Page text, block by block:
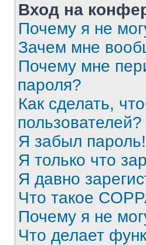
Вход на
Почему я не
Зачем мне
Почему мне
пароля?
Как сделать,
пользователей?
Я забыл пароль!
Я только что
Я давно
Что такое
Почему я не
Что делает